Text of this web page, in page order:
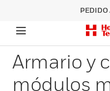
PEDIDO
Armario y
módulos